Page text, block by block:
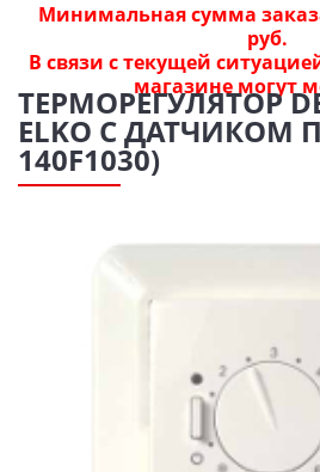
Минимальная сумма
руб.
В связи с текущей
магазине могут
ТЕРМОРЕГУЛЯТОР
ELKO С ДАТЧИКОМ
140F1030)